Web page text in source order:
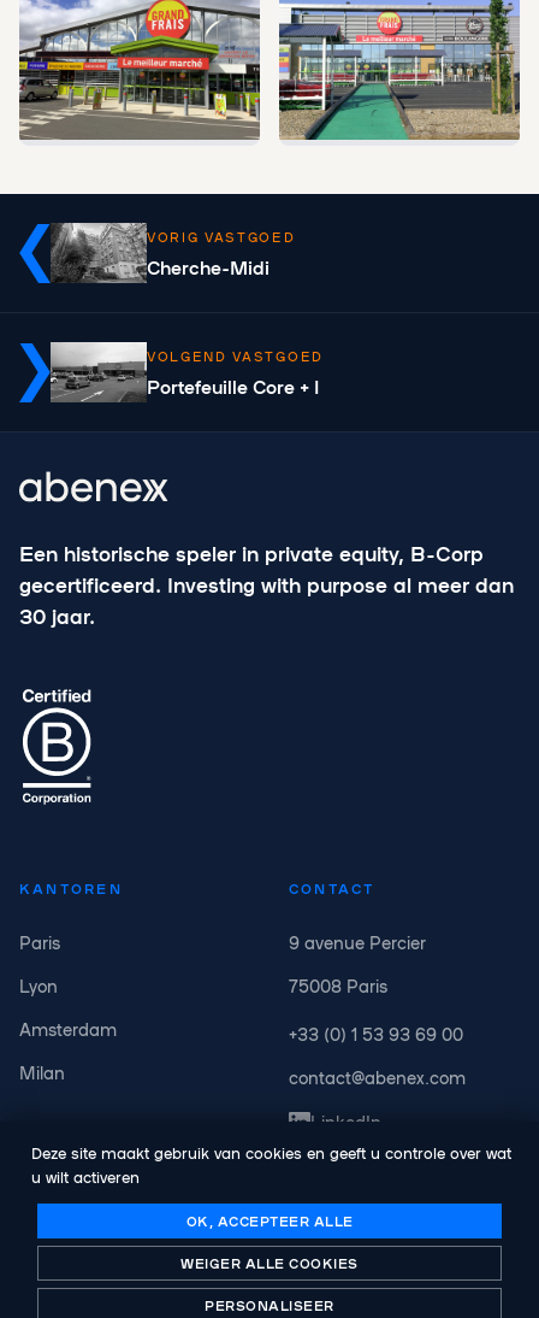
VORIG VASTGOED
Cherche-Midi
VOLGEND VASTGOED
Portefeuille Core + I
Een historische speler in private equity, B-Corp
gecertificeerd. Investing with purpose al meer dan
30 jaar.
KANTOREN
Paris
Lyon
Amsterdam
Milan
CONTACT
9 avenue Percier
75008 Paris
+33 (0) 1 53 93 69 00
contact@abenex.com
LinkedIn
© Copyright Abenex. Alle rechten voorbehouden.
Wettelijke kennisgeving
Deze site maakt gebruik van cookies en geeft u controle over wat
u wilt activeren
OK, ACCEPTEER ALLE
WEIGER ALLE COOKIES
PERSONALISEER